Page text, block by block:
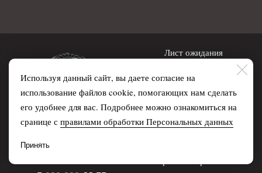
Используя данный сайт, вы даете согласие на
использование файлов cookie, помогающих нам сделать
его удобнее для вас. Подробнее можно ознакомиться на
сранице с правилами обработки Персональных данных
Принять
Лист ожидания
Оплата и доставка
Условия возврата
Политика